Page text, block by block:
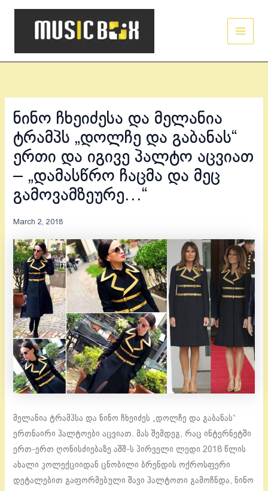
Skip
ნინო ჩხეიძესა და მელანია
ტრამპს „დოლჩე და გაბანას“
ერთი და იგივე პალტო აცვიათ
– „დამასწრო ჩაცმა და მეც
გამოვამზეურე…“
March 2, 2018
მელანია ტრამპსა და ნინო ჩხეიძეს „დოლჩე და გაბანას“
ერთნაირი პალტოები აცვიათ. მას შემდეგ, რაც ინტერნეტში
ერთ-ერთ ღონისძიებაზე აშშ-ს პირველი ლედი 2018 წლის
ახალი კოლექციიდან ცნობილი ბრენდის ოქროსფერი
დეტალებით გაფორმებული შავი პალტოთი გამოჩნდა, ნინო